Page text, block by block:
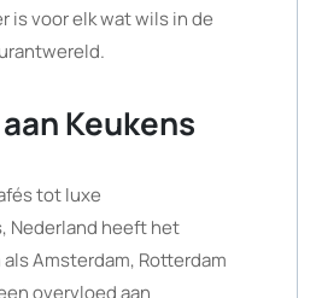
is voor elk wat wils in de
Keukens
tot luxe
Nederland heeft het
Amsterdam, Rotterdam
overvloed aan